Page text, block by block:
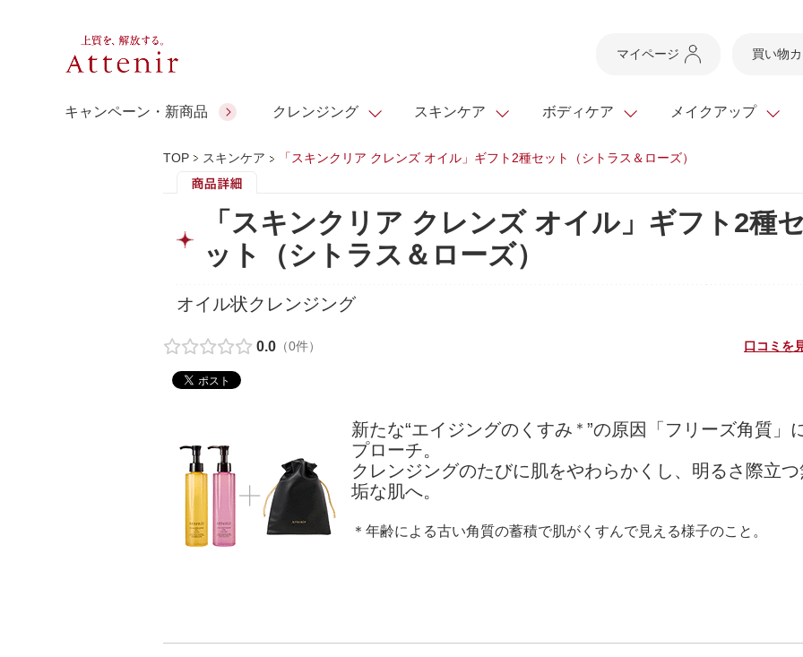
マイページ 買い物
キャンペーン・新商品 クレンジング
スキンクリア クレンズ オイル
スペシャルサイト ギフトサービス
お友達紹介サービス
スキンケア
ドレススノー ドレスリフト
理想肌バランス
チェックで選ぶ
基礎化粧品
ボディケア
アロマリチュアル
＆エイジングケア
ボディケア・ハンドケ
メイクアップ
ポイントメイク ベースメイク
Make Look
ベースメイク
コラーゲン
ビューティスト
ビューティーセレクト
マルチビタミン＆ミネラ
カロリシェイプ
ビューティシリーズ
アテニア ギフト
ギフトバッグ
シーンから選ぶ
ご予算から選ぶ
TOP スキンケア 「スキンクリア クレンズ オイル」ギフト2種セット（シトラス＆ローズ）
「スキンクリア クレンズ オイル」ギフト2種
ット（シトラス＆ローズ）
オイル状クレンジング
0.0 （0件） 口コミを
新たな“エイジングのくすみ ＊ ”の原因「フリーズ角質」
プローチ。
クレンジングのたびに肌をやわらかくし、明るさ際立つ
垢な肌へ。
＊年齢による古い角質の蓄積で肌がくすんで見える様子のこと。